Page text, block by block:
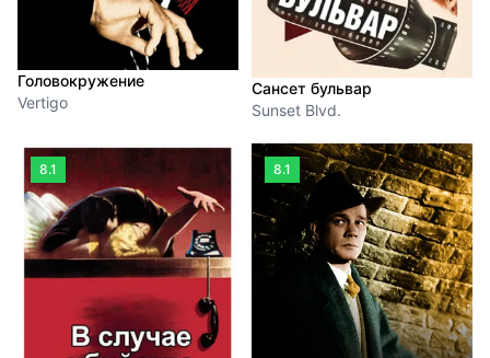
Головокружение
Vertigo
Сансет бульвар
Sunset Blvd.
8.1 8.1